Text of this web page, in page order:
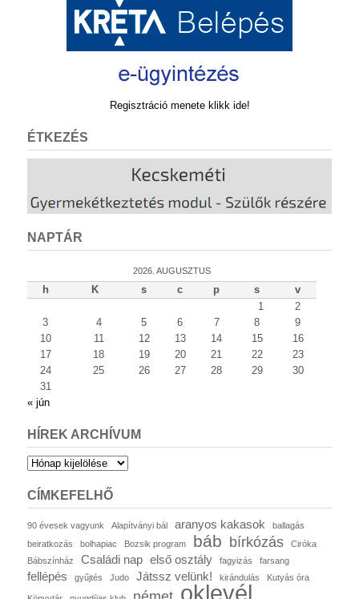
Regisztráció menete klikk ide!
ÉTKEZÉS
NAPTÁR
2026. AUGUSZTUS
h K s c p s
v
1
2
3
4 5 6 7 8
9
10
11 12 13 14 15
16
17
18 19 20 21 22
23
24
25 26 27 28 29
30
31
« jún
HÍREK ARCHÍVUM
Hírek
CÍMKEFELHŐ
90 évesek vagyunk Alapítványi bál aranyos kakasok
ballagás
beiratkozás
bolhapiac Bozsik program báb bírkózás
Ciróka
Bábszínház
Családi nap első osztály fagyizás farsang
fellépés gyűjtés Judo Játssz velünk! kirándulás Kutyás óra
oklevél